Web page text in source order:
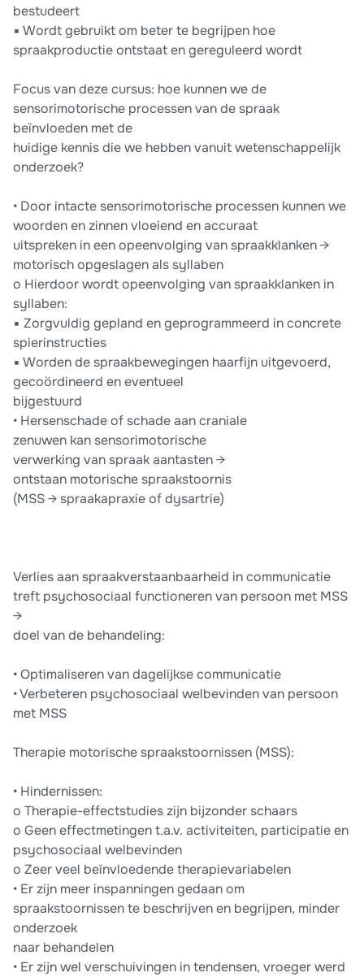
bestudeert
▪ Wordt gebruikt om beter te begrijpen hoe
spraakproductie ontstaat en gereguleerd wordt
Focus van deze cursus: hoe kunnen we de
sensorimotorische processen van de spraak
beïnvloeden met de
huidige kennis die we hebben vanuit wetenschappelijk
onderzoek?
• Door intacte sensorimotorische processen kunnen we
woorden en zinnen vloeiend en accuraat
uitspreken in een opeenvolging van spraakklanken →
motorisch opgeslagen als syllaben
o Hierdoor wordt opeenvolging van spraakklanken in
syllaben:
▪ Zorgvuldig gepland en geprogrammeerd in concrete
spierinstructies
▪ Worden de spraakbewegingen haarfijn uitgevoerd,
gecoördineerd en eventueel
bijgestuurd
• Hersenschade of schade aan craniale
zenuwen kan sensorimotorische
verwerking van spraak aantasten →
ontstaan motorische spraakstoornis
(MSS → spraakapraxie of dysartrie)
Verlies aan spraakverstaanbaarheid in communicatie
treft psychosociaal functioneren van persoon met MSS
→
doel van de behandeling:
• Optimaliseren van dagelijkse communicatie
• Verbeteren psychosociaal welbevinden van persoon
met MSS
Therapie motorische spraakstoornissen (MSS):
• Hindernissen:
o Therapie-effectstudies zijn bijzonder schaars
o Geen effectmetingen t.a.v. activiteiten, participatie en
psychosociaal welbevinden
o Zeer veel beïnvloedende therapievariabelen
• Er zijn meer inspanningen gedaan om
spraakstoornissen te beschrijven en begrijpen, minder
onderzoek
naar behandelen
• Er zijn wel verschuivingen in tendensen, vroeger werd